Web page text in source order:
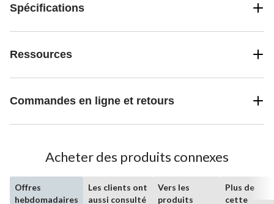
Spécifications
Ressources
Commandes en ligne et retours
Acheter des produits connexes
Offres
hebdomadaires
Les clients ont
aussi consulté
Vers les
produits
Plus de
cette